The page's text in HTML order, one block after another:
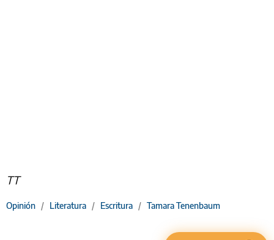
TT
Opinión / Literatura / Escritura / Tamara Tenenbaum